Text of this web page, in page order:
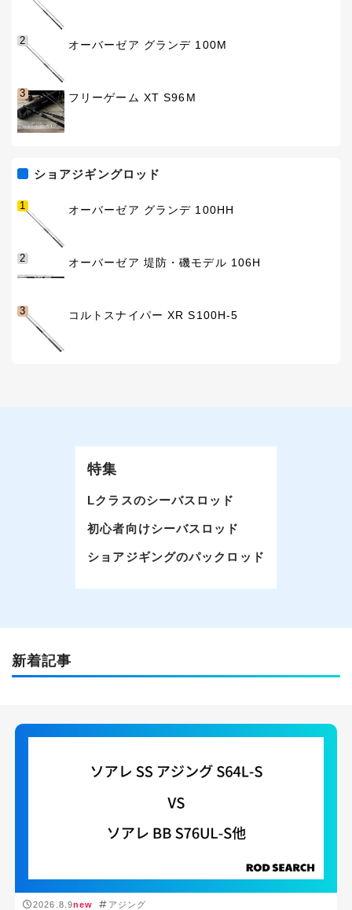
2 オーバーゼア グランデ 100M
3 フリーゲーム XT S96M
ショアジギングロッド
1 オーバーゼア グランデ 100HH
2 オーバーゼア 堤防・磯モデル 106H
3 コルトスナイパー XR S100H-5
特集
Lクラスのシーバスロッド
初心者向けシーバスロッド
ショアジギングのパックロッド
新着記事
2026.8.9new アジング